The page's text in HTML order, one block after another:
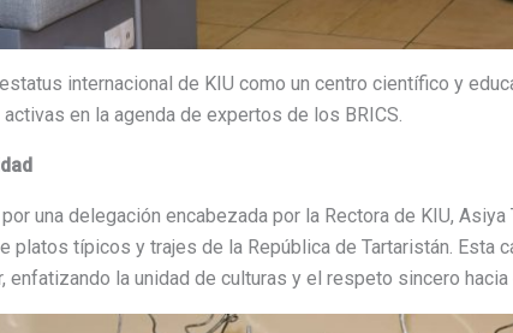
internacional de KIU como un centro científico y
en la agenda de expertos de los BRICS.
una delegación encabezada por la Rectora de KIU,
platos típicos y trajes de la República de Tartaristán. Esta
enfatizando la unidad de culturas y el respeto sincero